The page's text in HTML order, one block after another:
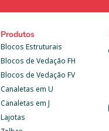
Produtos
Blocos Estruturais
Blocos de Vedação FH
Blocos de Vedação FV
Canaletas em U
Canaletas em J
Lajotas